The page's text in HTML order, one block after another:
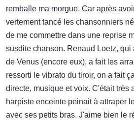
remballe ma morgue. Car après
vertement tancé les chansonniers
de me commettre dans une reprise
susdite chanson. Renaud Loetz,
de Venus (encore eux), a fait les
ressorti le vibrato du tiroir, on a fait
directe, musique et voix. C'était très
harpiste enceinte peinait à attraper
avec ses petits bras. J'aime bien le